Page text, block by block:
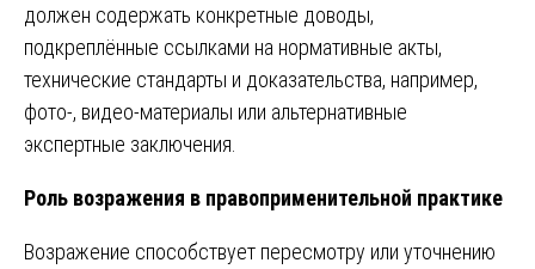
должен содержать конкретные доводы,
подкреплённые ссылками на нормативные акты,
технические стандарты и доказательства, например,
фото-, видео-материалы или альтернативные
экспертные заключения.
Роль возражения в правоприменительной практике
Возражение способствует пересмотру или уточнению